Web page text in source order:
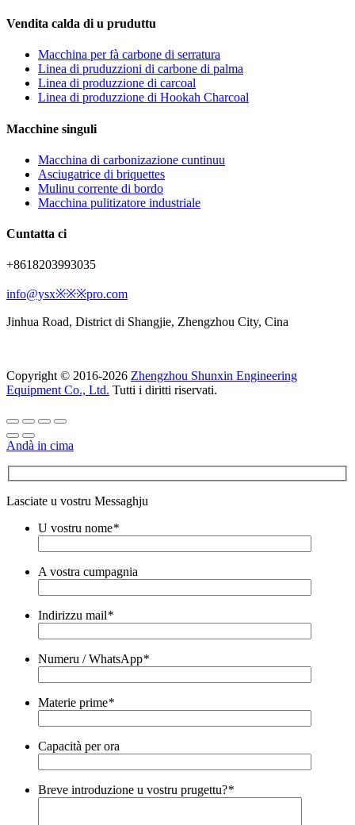
Vendita calda di u pruduttu
Macchina per fà carbone di serratura
Linea di pruduzzioni di carbone di palma
Linea di produzzione di carcoal
Linea di produzzione di Hookah Charcoal
Macchine singuli
Macchina di carbonizazione cuntinuu
Asciugatrice di briquettes
Mulinu corrente di bordo
Macchina pulitizatore industriale
Cuntatta ci
+8618203993035
info@ysx※※※pro.com
Jinhua Road, District di Shangjie, Zhengzhou City, Cina
Copyright © 2016-2026 Zhengzhou Shunxin Engineering
Equipment Co., Ltd. Tutti i diritti riservati.
Andà in cima
Lasciate u vostru Messaghju
U vostru nome*
A vostra cumpagnia
Indirizzu mail*
Numeru / WhatsApp*
Materie prime*
Capacità per ora
Breve introduzione u vostru prugettu?*